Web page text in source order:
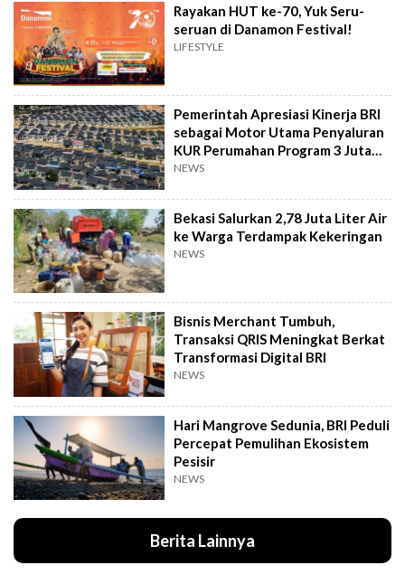
Rayakan HUT ke-70, Yuk Seru-
seruan di Danamon Festival!
LIFESTYLE
Pemerintah Apresiasi Kinerja BRI
sebagai Motor Utama Penyaluran
KUR Perumahan Program 3 Juta
Rumah
NEWS
Bekasi Salurkan 2,78 Juta Liter Air
ke Warga Terdampak Kekeringan
NEWS
Bisnis Merchant Tumbuh,
Transaksi QRIS Meningkat Berkat
Transformasi Digital BRI
NEWS
Hari Mangrove Sedunia, BRI Peduli
Percepat Pemulihan Ekosistem
Pesisir
NEWS
Berita Lainnya